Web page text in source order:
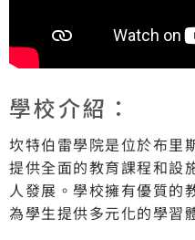
學校介紹：
坎特伯雷學院是位於布里
提供全面的教育課程和設
人發展。學校擁有優質的
為學生提供多元化的學習